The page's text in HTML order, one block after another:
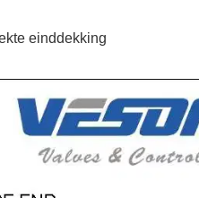
einddekking